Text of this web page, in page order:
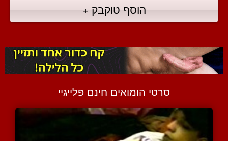
הוסף טוקבק +
סרטי הומואים חינם פלייגיי